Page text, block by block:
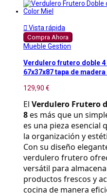
 Vista rápida
Compra Ahora
Mueble Gestion
Verdulero frutero doble 4
67x37x87 tapa de
129,90 €
El Verdulero Frutero
8 es más que un
es una pieza esencial
la organización y
Con su diseño
verdulero frutero
versátil para
productos frescos y
cocina de manera